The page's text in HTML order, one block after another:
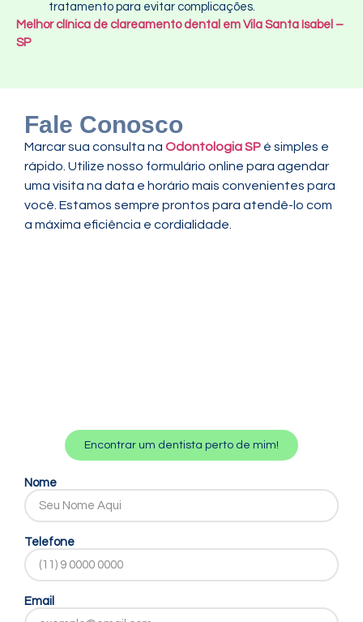
tratamento para evitar complicações.
Melhor clínica de clareamento dental em Vila Santa Isabel –
SP
Fale Conosco
Marcar sua consulta na Odontologia SP é simples e
rápido. Utilize nosso formulário online para agendar
uma visita na data e horário mais convenientes para
você. Estamos sempre prontos para atendê-lo com
a máxima eficiência e cordialidade.
Encontrar um dentista perto de mim!
Nome
Telefone
Email